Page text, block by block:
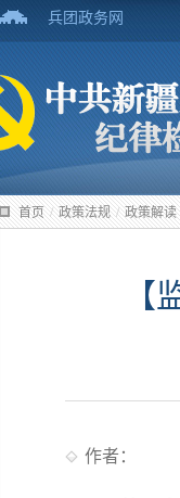
兵团政务网
首页 / 政策法规 / 政策解读
作者：